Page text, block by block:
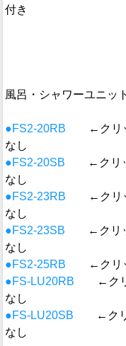
付き
風呂・シャワーユニット
●FS2-20RB
←ク
なし
●FS2-20SB
←ク
なし
●FS2-23RB
←ク
なし
●FS2-23SB
←ク
なし
●FS2-25RB
←ク
●FS-LU20RB
←ク
なし
●FS-LU20SB
←ク
なし